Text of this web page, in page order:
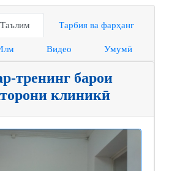
Таълим Тарбия ва фарҳанг
Видео Умумӣ
тренинг барои
клиникӣ